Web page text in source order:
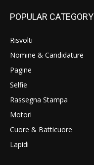
POPULAR CATEGORY
Risvolti
Nomine & Candidature
Pagine
Selfie
Rassegna Stampa
Motori
Cuore & Batticuore
Lapidi